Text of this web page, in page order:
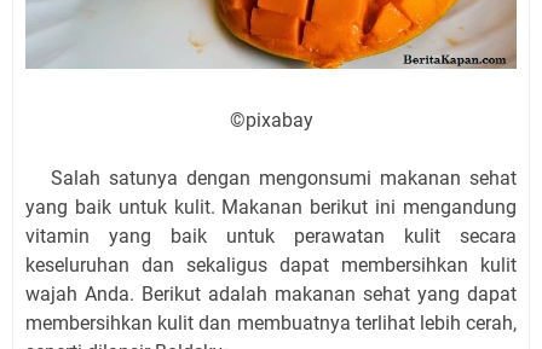
©pixabay
Salah satunya dengan mengonsumi makanan sehat
yang baik untuk kulit. Makanan berikut ini mengandung
vitamin yang baik untuk perawatan kulit secara
keseluruhan dan sekaligus dapat membersihkan kulit
wajah Anda. Berikut adalah makanan sehat yang dapat
membersihkan kulit dan membuatnya terlihat lebih cerah,